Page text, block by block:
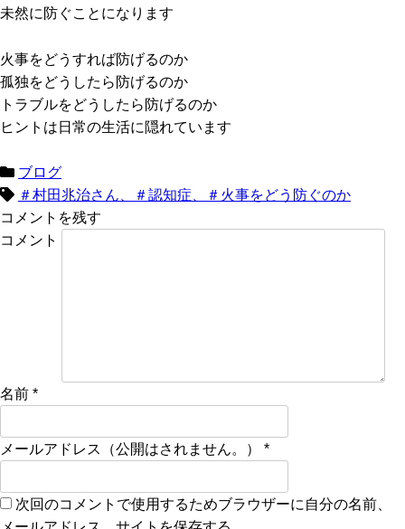
未然に防ぐことになります
火事をどうすれば防げるのか
孤独をどうしたら防げるのか
トラブルをどうしたら防げるのか
ヒントは日常の生活に隠れています
ブログ
＃村田兆治さん、＃認知症、＃火事をどう防ぐのか
コメントを残す
コメント
名前 *
メールアドレス（公開はされません。） *
次回のコメントで使用するためブラウザーに自分の名前、